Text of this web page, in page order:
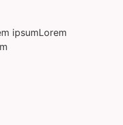
ipsumLorem